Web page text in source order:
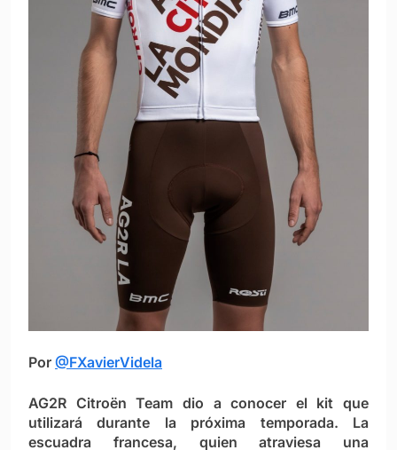
Por @FXavierVidela
AG2R Citroën Team dio a conocer el kit que
utilizará durante la próxima temporada. La
escuadra francesa, quien atraviesa una